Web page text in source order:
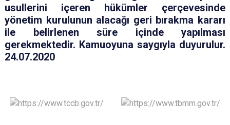
usullerini içeren hükümler çerçevesinde
yönetim kurulunun alacağı geri bırakma kararı
ile belirlenen süre içinde yapılması
gerekmektedir. Kamuoyuna saygıyla duyurulur.
24.07.2020